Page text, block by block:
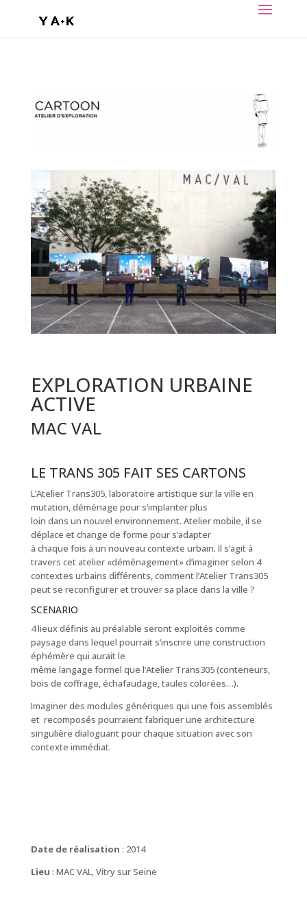
EXPLORATION URBAINE
ACTIVE
MAC VAL
LE TRANS 305 FAIT SES CARTONS
L’Atelier Trans305, laboratoire artistique sur la ville en
mutation, déménage pour s’implanter plus
loin dans un nouvel environnement. Atelier mobile, il se
déplace et change de forme pour s’adapter
à chaque fois à un nouveau contexte urbain. Il s’agit à
travers cet atelier «déménagement» d’imaginer selon 4
contextes urbains différents, comment l’Atelier Trans305
peut se reconfigurer et trouver sa place dans la ville ?
SCENARIO
4 lieux définis au préalable seront exploités comme
paysage dans lequel pourrait s’inscrire une construction
éphémère qui aurait le
même langage formel que l’Atelier Trans305 (conteneurs,
bois de coffrage, échafaudage, taules colorées…).
Imaginer des modules génériques qui une fois assemblés
et recomposés pourraient fabriquer une architecture
singulière dialoguant pour chaque situation avec son
contexte immédiat.
Date de réalisation : 2014
Lieu : MAC VAL, Vitry sur Seine